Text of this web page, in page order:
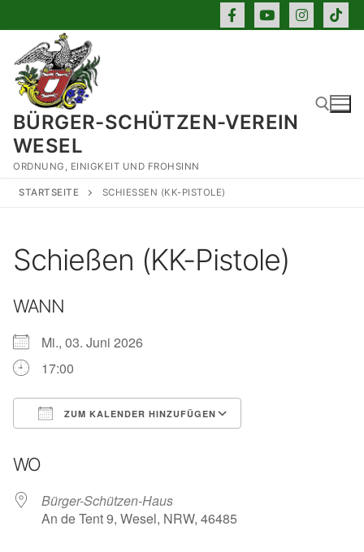
Inhalt
springen
BÜRGER-SCHÜTZEN-VEREIN
WESEL
ORDNUNG, EINIGKEIT UND FROHSINN
Suchen nach:
STARTSEITE SCHIESSEN (KK-PISTOLE)
Schießen (KK-Pistole)
WANN
Mi., 03. Juni 2026
17:00
ZUM KALENDER HINZUFÜGEN
WO
Bürger-Schützen-Haus
An de Tent 9, Wesel, NRW, 46485